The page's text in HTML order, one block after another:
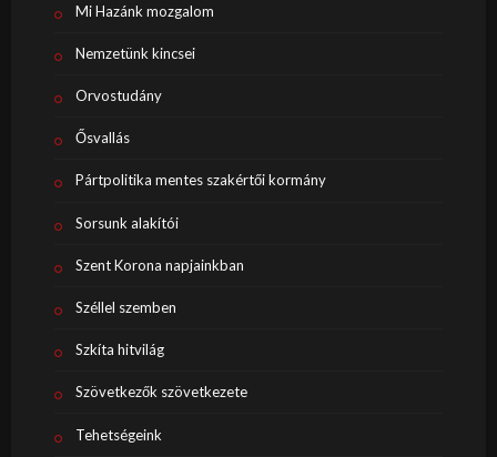
Mi Hazánk mozgalom
Nemzetünk kincsei
Orvostudány
Ősvallás
Pártpolitika mentes szakértői kormány
Sorsunk alakítói
Szent Korona napjainkban
Széllel szemben
Szkíta hitvilág
Szövetkezők szövetkezete
Tehetségeink